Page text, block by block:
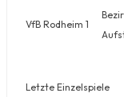
VfB Rodheim 1
Letzte Einzelspiele